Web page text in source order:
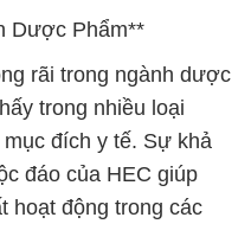
Dược Phẩm**
rãi trong ngành dược
trong nhiều loại
đích y tế. Sự khả
đáo của HEC giúp
hoạt động trong các